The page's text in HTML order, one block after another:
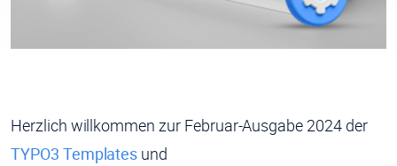
Herzlich willkommen zur Februar-Ausgabe 2024 der
TYPO3 Templates und